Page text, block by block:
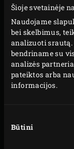
Šioje svetainėje
Naudojame
bei skelbimus,
analizuoti
bendriname su
analizės
pateiktos arba
informacijos.
pasirinkimas
Būtini
Vėžiagyviai ir
svarbi
jūrų gėrybės